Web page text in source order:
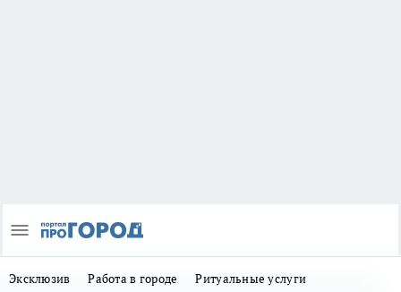
Эксклюзив Работа в городе Ритуальные услуги